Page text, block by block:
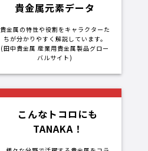
貴金属元素データ
貴金属の特性や役割をキャラクターた
ちが分かりやすく解説しています。
(田中貴金属 産業用貴金属製品グロー
バルサイト)
こんなトコロにも
TANAKA！